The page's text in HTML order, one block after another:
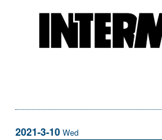
2021-3-10 Wed